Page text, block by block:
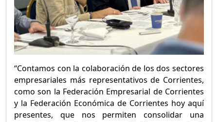
“Contamos con la colaboración de los dos sectores
empresariales más representativos de Corrientes,
como son la Federación Empresarial de Corrientes
y la Federación Económica de Corrientes hoy aquí
presentes, que nos permiten consolidar una